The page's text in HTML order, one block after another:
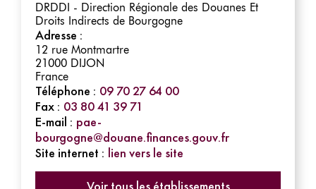
DRDDI - Direction Régionale des Douanes Et
Droits Indirects de Bourgogne
Adresse :
12 rue Montmartre
21000 DIJON
France
Téléphone : 09 70 27 64 00
Fax : 03 80 41 39 71
E-mail : pae-
bourgogne@douane.finances.gouv.fr
Site internet : lien vers le site